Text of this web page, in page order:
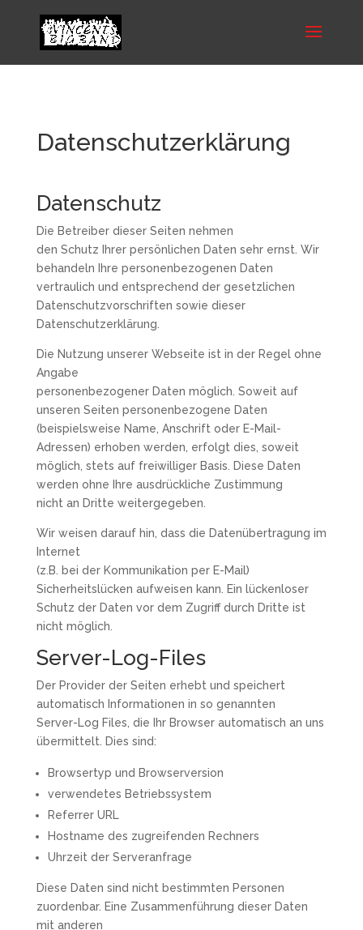
Datenschutzerklärung
Datenschutz
Die Betreiber dieser Seiten nehmen
den Schutz Ihrer persönlichen Daten sehr ernst. Wir
behandeln Ihre personenbezogenen Daten
vertraulich und entsprechend der gesetzlichen
Datenschutzvorschriften sowie dieser
Datenschutzerklärung.
Die Nutzung unserer Webseite ist in der Regel ohne
Angabe
personenbezogener Daten möglich. Soweit auf
unseren Seiten personenbezogene Daten
(beispielsweise Name, Anschrift oder E-Mail-
Adressen) erhoben werden, erfolgt dies, soweit
möglich, stets auf freiwilliger Basis. Diese Daten
werden ohne Ihre ausdrückliche Zustimmung
nicht an Dritte weitergegeben.
Wir weisen darauf hin, dass die Datenübertragung im
Internet
(z.B. bei der Kommunikation per E-Mail)
Sicherheitslücken aufweisen kann. Ein lückenloser
Schutz der Daten vor dem Zugriff durch Dritte ist
nicht möglich.
Server-Log-Files
Der Provider der Seiten erhebt und speichert
automatisch Informationen in so genannten
Server-Log Files, die Ihr Browser automatisch an uns
übermittelt. Dies sind:
Browsertyp und Browserversion
verwendetes Betriebssystem
Referrer URL
Hostname des zugreifenden Rechners
Uhrzeit der Serveranfrage
Diese Daten sind nicht bestimmten Personen
zuordenbar. Eine Zusammenführung dieser Daten
mit anderen